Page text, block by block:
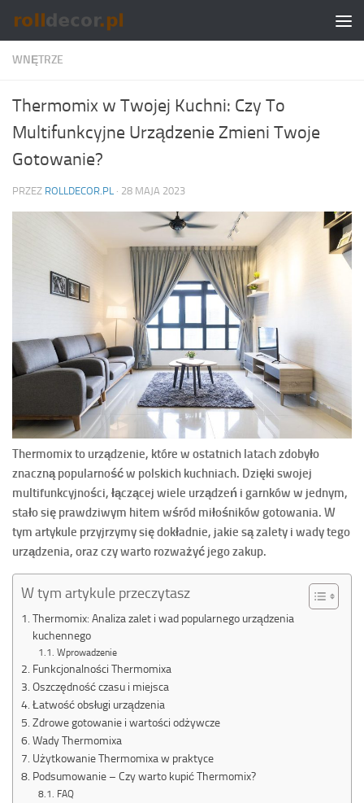
Skip to content
WNĘTRZE
Thermomix w Twojej Kuchni: Czy To
Multifunkcyjne Urządzenie Zmieni Twoje
Gotowanie?
PRZEZ ROLLDECOR.PL · 28 MAJA 2023
Thermomix to urządzenie, które w ostatnich latach zdobyło
znaczną popularność w polskich kuchniach. Dzięki swojej
multifunkcyjności, łączącej wiele urządzeń i garnków w jednym,
stało się prawdziwym hitem wśród miłośników gotowania. W
tym artykule przyjrzymy się dokładnie, jakie są zalety i wady tego
urządzenia, oraz czy warto rozważyć jego zakup.
W tym artykule przeczytasz
Thermomix: Analiza zalet i wad popularnego urządzenia
kuchennego
Wprowadzenie
Funkcjonalności Thermomixa
Oszczędność czasu i miejsca
Łatwość obsługi urządzenia
Zdrowe gotowanie i wartości odżywcze
Wady Thermomixa
Użytkowanie Thermomixa w praktyce
Podsumowanie – Czy warto kupić Thermomix?
FAQ